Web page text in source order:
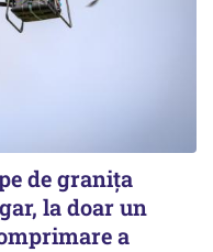
de granița
la doar un
a